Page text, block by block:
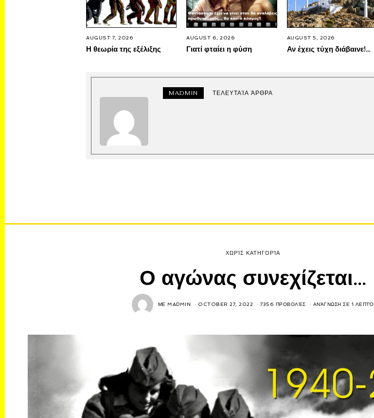
AUGUST 7, 2026
Η θεωρία της εξέλιξης
AUGUST 6, 2026
Γιατί φταίει η φύση
AUGUST 5, 2026
Αν έχεις τύχη διάβαινε!…
MADMIN ΤΕΛΕΥΤΑΊΑ ΆΡΘΡΑ
ΧΩΡΊΣ ΚΑΤΗΓΟΡΊΑ
Ο αγώνας συνεχίζεται…
ΜΕ MADMIN OCTOBER 27, 2022 7356 ΠΡΟΒΟΛΈΣ ΑΝΆΓΝΩΣΗ ΣΕ 1 ΛΕΠΤΌ